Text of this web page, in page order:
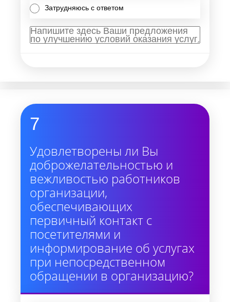
Затрудняюсь с ответом
7
Удовлетворены ли Вы
доброжелательностью и
вежливостью работников
организации,
обеспечивающих
первичный контакт с
посетителями и
информирование об услугах
при непосредственном
обращении в организацию?